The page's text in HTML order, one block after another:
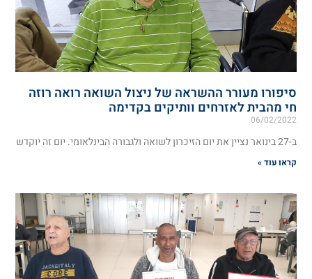
סיפורו מעורר ההשראה של ניצול השואה רואה רוזה
חי מהבית לאזרחים וותיקים בקדימה
06/02/2022
ב-27 בינואר נציין את יום הזיכרון לשואה ולגבורה הבינלאומי. יום זה יוקדש
קראו עוד »